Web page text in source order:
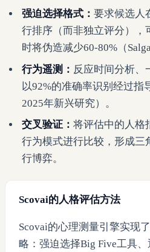
强迫选择格式： 要求候选人
行排序（而非独立评分），
时将伪造减少60-80%（
行为遥测： 反应时间分析、
以92%的准确率识别经过指
2025年新兴研究）。
交叉验证： 将评估中的人格
行为模式进行比较，形成三
行博弈。
Scovai的人格评估方法
Scovai的心理测量引擎实现
略：强迫选择Big Five工具